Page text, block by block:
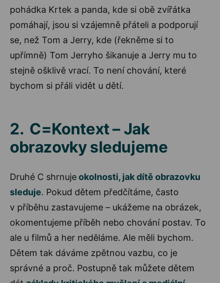
pohádka Krtek a panda, kde si obě zvířátka
pomáhají, jsou si vzájemně přáteli a podporují
se, než Tom a Jerry, kde (řekněme si to
upřímně) Tom Jerryho šikanuje a Jerry mu to
stejně ošklivě vrací. To není chování, které
bychom si přáli vidět u dětí.
2. C=Kontext – Jak
obrazovky sledujeme
Druhé C shrnujeokolnosti, jak dítě obrazovku
sleduje. Pokud dětem předčítáme, často
v příběhu zastavujeme – ukážeme na obrázek,
okomentujeme příběh nebo chování postav. To
ale u filmů a her neděláme. Ale měli bychom.
Dětem tak dáváme zpětnou vazbu, co je
správné a proč. Postupně tak můžete dětem